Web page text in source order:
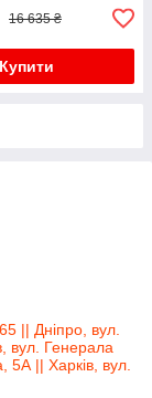
16 635 ₴
Купити
|| Дніпро, вул.
вул. Генерала
|| Харків, вул.